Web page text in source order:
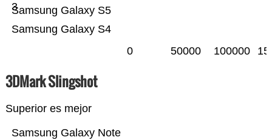
Samsung Galaxy S4
Samsung Galaxy S5
3
0 50000 100000
3DMark Slingshot
Superior es mejor
Samsung Galaxy Note